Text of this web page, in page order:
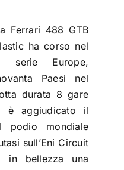
Ferrari 488 GTB
ha corso nel
serie Europe,
Paesi nel
durata 8 gare
è aggiudicato il
mondiale
sull’Eni Circuit
in bellezza una